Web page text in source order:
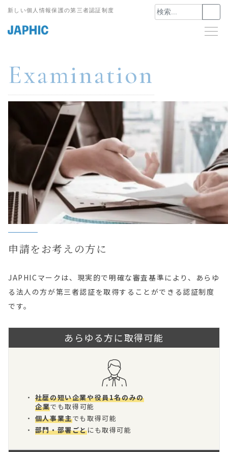
Skip
content
新しい個人情報保護の第三者認証制度
Examination
申請をお考えの方に JAPHICマーク
申請をお考えの方に
JAPHICマークは、現実的で明確な審査基準により、あらゆ
る法人の方が第三者認証を取得することができる認証制度
です。
あらゆる方に取得可能
・ 社歴の短い企業や役員1名のみの
企業でも取得可能
・ 個人事業主でも取得可能
・ 部門・部署ごとにも取得可能